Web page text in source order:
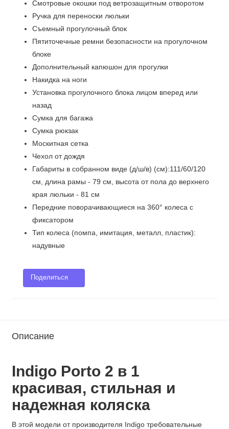
Смотровые окошки под ветрозащитным отворотом
Ручка для переноски люльки
Съемный прогулочный блок
Пятиточечные ремни безопасности на прогулочном
блоке
Дополнительный капюшон для прогулки
Накидка на ноги
Установка прогулочного блока лицом вперед или
назад
Сумка для багажа
Сумка рюкзак
Москитная сетка
Чехол от дождя
Габариты в собранном виде (д/ш/в) (см):111/60/120
см, длина рамы - 79 см, высота от пола до верхнего
края люльки - 81 см
Передние поворачивающиеся на 360° колеса с
фиксатором
Тип колеса (помпа, имитация, металл, пластик):
надувные
Поделиться
Описание
Indigo Porto 2 в 1
красивая, стильная и
надежная коляска
В этой модели от производителя Indigo требовательные